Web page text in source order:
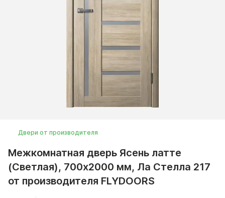
Двери от производителя
Межкомнатная дверь Ясень латте
(Светлая), 700x2000 мм, Ла Стелла 217
от производителя FLYDOORS